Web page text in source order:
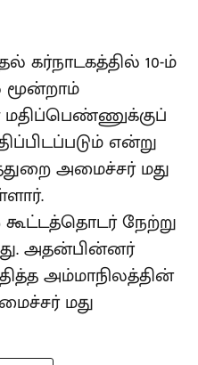
கர்நாடகத்தில் 10-ம்
மூன்றாம்
மதிப்பெண்ணுக்குப்
என்று
அமைச்சர் மது
நேற்று
அதன்பின்னர்
அம்மாநிலத்தின்
மது